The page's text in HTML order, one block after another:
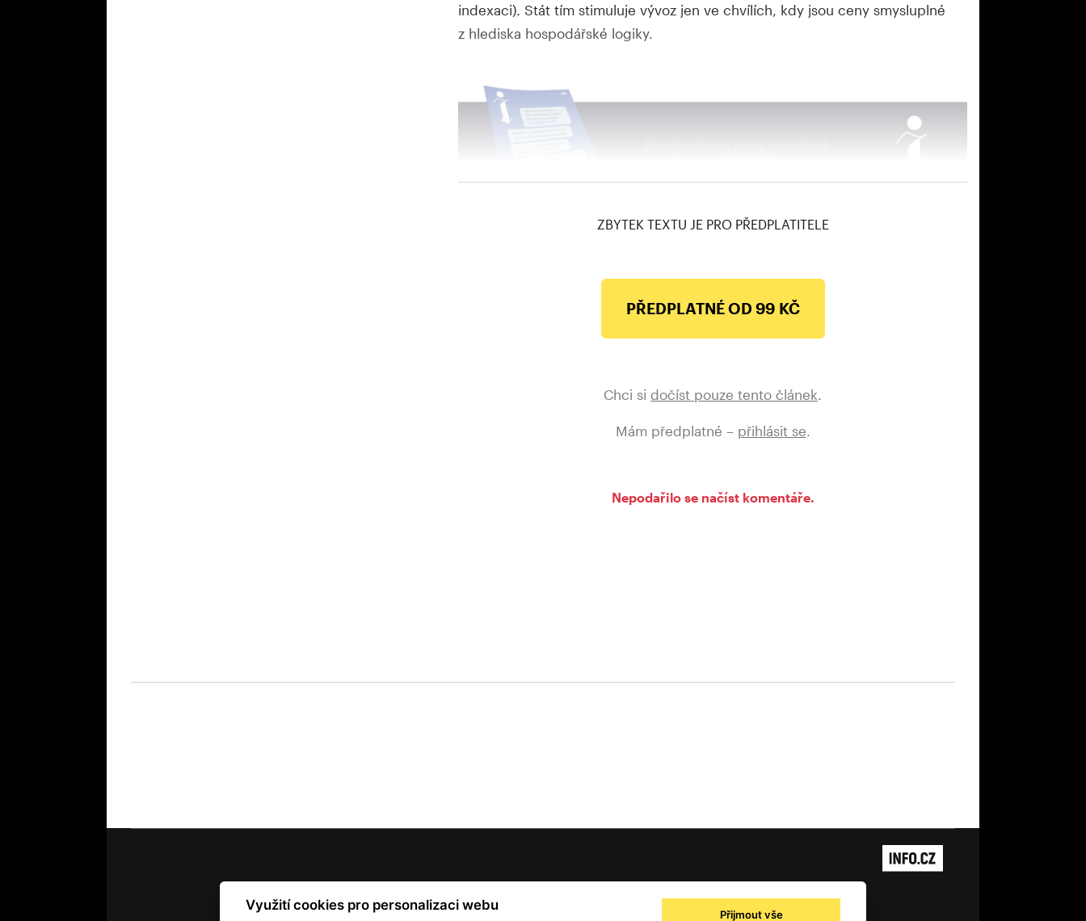
indexaci). Stát tím stimuluje vývoz jen ve chvílích, kdy jsou ceny smysluplné
z hlediska hospodářské logiky.
ZBYTEK TEXTU JE PRO PŘEDPLATITELE
PŘEDPLATNÉ OD 99 KČ
Chci si dočíst pouze tento článek
Mám předplatné – přihlásit se
Nepodařilo se načíst komentáře.
© 2001 — 2026 Copyright CMI News a dodavatelé obsahu. | Cookies
Využití cookies pro personalizaci webu
Přijmout vše